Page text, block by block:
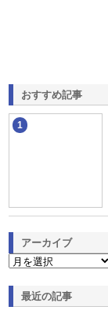
おすすめ記事
1
アーカイブ
最近の記事